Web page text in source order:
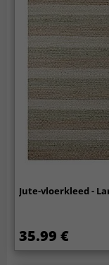
Jute-vloerkleed -
35.99 €